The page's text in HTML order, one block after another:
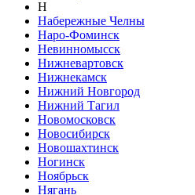
Н
Набережные Челны
Наро-Фоминск
Невинномысск
Нижневартовск
Нижнекамск
Нижний Новгород
Нижний Тагил
Новомосковск
Новосибирск
Новошахтинск
Ногинск
Ноябрьск
Нягань